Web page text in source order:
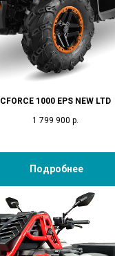
CFORCE 1000 EPS NEW LTD
1 799 900 р.
Подробнее